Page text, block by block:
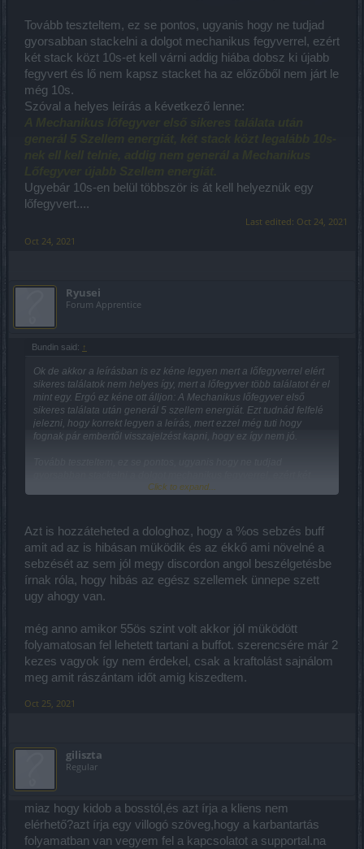
Tovább teszteltem, ez se pontos, ugyanis hogy ne tudjad
gyorsabban stackelni a dolgot mechanikus fegyverrel, ezért
két stack közt 10s-et kell várni addig hiába dobsz ki újabb
fegyvert és lő nem kapsz stacket ha az előzőből nem járt le
még 10s.
Szóval a helyes leírás a kévetkező lenne:
Ugyebár 10s-en belül többször is át kell helyeznük egy
lőfegyvert....
Last edited: Oct 24, 2021
Oct 24, 2021
Ryusei
Forum Apprentice
Bundin said: ↑
Ok de akkor a leírásban is ez kéne legyen mert a lőfegyverrel elért
sikeres találatok nem helyes így, mert a lőfegyver több találatot ér el
mint egy. Ergó ez kéne ott álljon: A Mechanikus lőfegyver első
sikeres találata után generál 5 szellem energiát. Ezt tudnád felfelé
jelezni, hogy korrekt legyen a leírás, mert ezzel még tuti hogy
fognak pár embertől visszajelzést kapni, hogy ez így nem jó.
stack közt 10s-et kell várni addig hiába dobsz ki újabb fegyvert és
A Mechanikus lőfegyver első sikeres találata után generál 5
Szellem energiát, két stack közt legalább 10s-nek ell kell telnie,
addig nem generál a Mechanikus Lőfegyver újabb Szellem
energiát.
Ugyebár 10s-en belül többször is át kell helyeznük egy lőfegyvert....
Click to expand...
Azt is hozzáteheted a dologhoz, hogy a %os sebzés buff
amit ad az is hibásan müködik és az ékkő ami növelné a
sebzését az sem jól megy discordon angol beszélgetésbe
írnak róla, hogy hibás az egész szellemek ünnepe szett
ugy ahogy van.
még anno amikor 55ös szint volt akkor jól müködött
folyamatosan fel lehetett tartani a buffot. szerencsére már 2
kezes vagyok így nem érdekel, csak a kraftolást sajnálom
meg amit rászántam időt amig kiszedtem.
Oct 25, 2021
giliszta
Regular
miaz hogy kidob a bosstól,és azt írja a kliens nem
elérhető?azt írja egy villogó szöveg,hogy a karbantartás
folyamatban van vegyem fel a kapcsolatot a supportal.na